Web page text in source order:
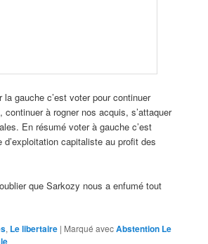
la gauche c’est voter pour continuer
continuer à rogner nos acquis, s’attaquer
En résumé voter à gauche c’est
capitaliste au profit des
que Sarkozy nous a enfumé tout
, Le libertaire | Marqué avecAbstention Le